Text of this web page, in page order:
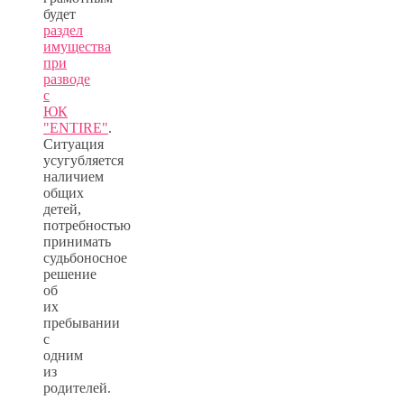
будет
раздел
имущества
при
разводе
с
ЮК
"ENTIRE".
Ситуация
усугубляется
наличием
общих
детей,
потребностью
принимать
судьбоносное
решение
об
их
пребывании
с
одним
из
родителей.